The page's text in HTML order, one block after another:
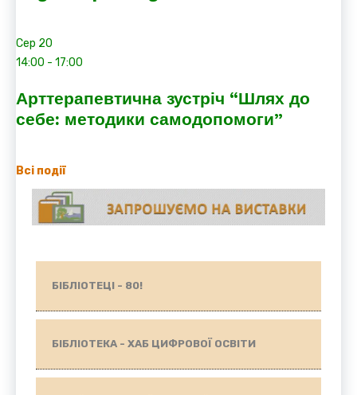
Сер 20
14:00 - 17:00
Арттерапевтична зустріч “Шлях до
себе: методики самодопомоги”
Всі події
БІБЛІОТЕЦІ - 80!
БІБЛІОТЕКА - ХАБ ЦИФРОВОЇ ОСВІТИ